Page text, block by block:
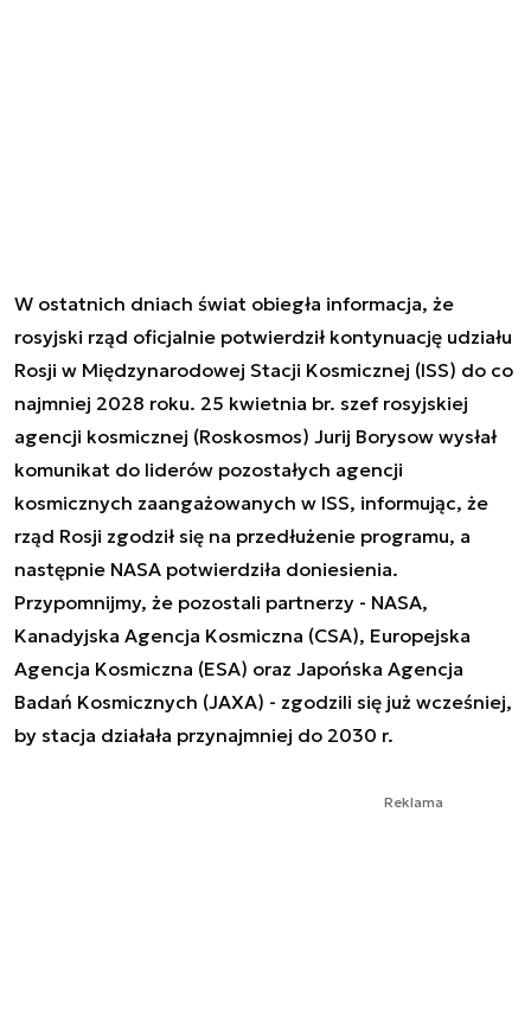
W ostatnich dniach świat obiegła informacja, że
rosyjski rząd oficjalnie potwierdził kontynuację udziału
Rosji w Międzynarodowej Stacji Kosmicznej (ISS) do co
najmniej 2028 roku. 25 kwietnia br. szef rosyjskiej
agencji kosmicznej (Roskosmos) Jurij Borysow wysłał
komunikat do liderów pozostałych agencji
kosmicznych zaangażowanych w ISS, informując, że
rząd Rosji zgodził się na przedłużenie programu, a
następnie NASA potwierdziła doniesienia.
Przypomnijmy, że pozostali partnerzy - NASA,
Kanadyjska Agencja Kosmiczna (CSA), Europejska
Agencja Kosmiczna (ESA) oraz Japońska Agencja
Badań Kosmicznych (JAXA) - zgodzili się już wcześniej,
by stacja działała przynajmniej do 2030 r.
Reklama